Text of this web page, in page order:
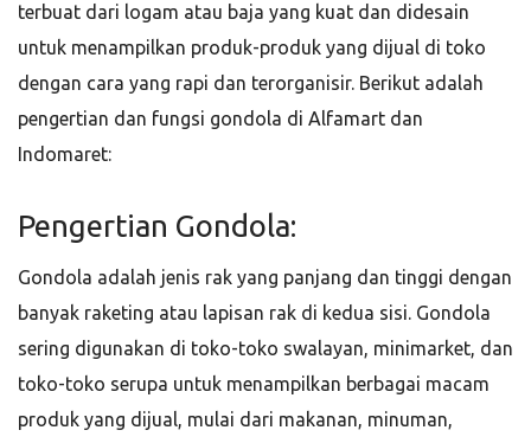
terbuat dari logam atau baja yang kuat dan didesain
untuk menampilkan produk-produk yang dijual di toko
dengan cara yang rapi dan terorganisir. Berikut adalah
pengertian dan fungsi gondola di Alfamart dan
Indomaret:
Pengertian Gondola:
Gondola adalah jenis rak yang panjang dan tinggi dengan
banyak raketing atau lapisan rak di kedua sisi. Gondola
sering digunakan di toko-toko swalayan, minimarket, dan
toko-toko serupa untuk menampilkan berbagai macam
produk yang dijual, mulai dari makanan, minuman,